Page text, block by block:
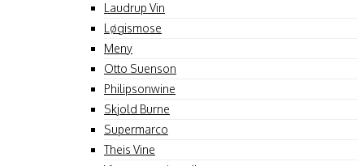
Laudrup Vin
Løgismose
Meny
Otto Suenson
Philipsonwine
Skjold Burne
Supermarco
Theis Vine